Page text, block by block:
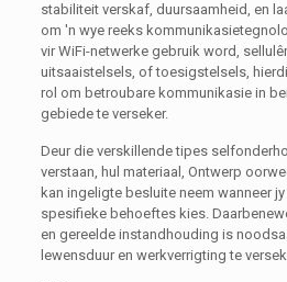
stabiliteit verskaf, duursaamheid, en
om 'n wye reeks
vir WiFi-netwerke gebruik word,
uitsaaistelsels, of toesigstelsels,
rol om betroubare kommunikasie in
gebiede te verseker.
Deur die verskillende tipes
verstaan, hul materiaal, Ontwerp
kan ingeligte besluite neem wanneer
spesifieke behoeftes kies.
en gereelde instandhouding is
lewensduur en werkverrigting te